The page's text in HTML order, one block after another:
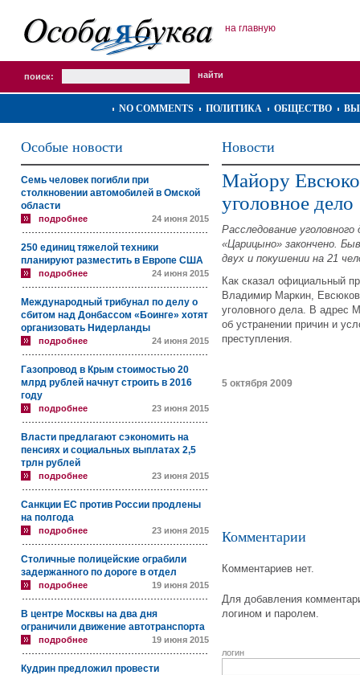
на главную
поиск:
NO COMMENTS ПОЛИТИКА ОБЩЕСТВО
Особые новости
Семь человек погибли при
столкновении автомобилей в Омской
области
подробнее 24 июня 2015
250 единиц тяжелой техники
планируют разместить в Европе США
подробнее 24 июня 2015
Международный трибунал по делу о
сбитом над Донбассом «Боинге» хотят
организовать Нидерланды
подробнее 24 июня 2015
Газопровод в Крым стоимостью 20
млрд рублей начнут строить в 2016
году
подробнее 23 июня 2015
Власти предлагают сэкономить на
пенсиях и социальных выплатах 2,5
трлн рублей
подробнее 23 июня 2015
Санкции ЕС против России продлены
на полгода
подробнее 23 июня 2015
Столичные полицейские ограбили
задержанного по дороге в отдел
подробнее 19 июня 2015
В центре Москвы на два дня
ограничили движение автотранспорта
подробнее 19 июня 2015
Кудрин предложил провести
Новости
Майору
уголовное дело
Расследование
«Царицыно» закончено.
двух и покушении на 21
Как сказал официальный
Владимир Маркин,
уголовного дела. В адрес
об устранении причин и
преступления.
5 октября 2009
Комментарии
Комментариев нет.
Для добавления
логином и паролем.
логин